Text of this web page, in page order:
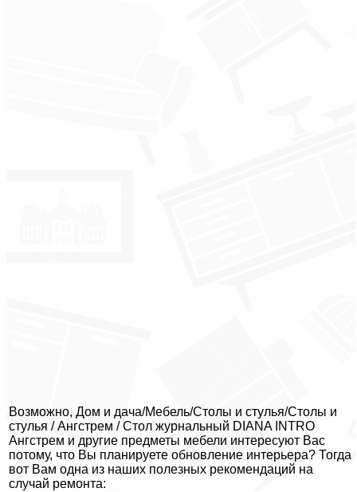
Возможно, Дом и дача/Мебель/Столы и стулья/Столы и
стулья / Ангстрем / Стол журнальный DIANA INTRO
Ангстрем и другие предметы мебели интересуют Вас
потому, что Вы планируете обновление интерьера? Тогда
вот Вам одна из наших полезных рекомендаций на
случай ремонта: